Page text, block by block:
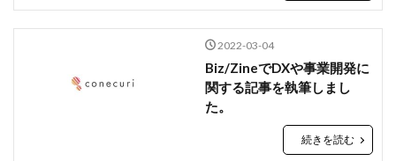
2022-03-04
Biz/ZineでDXや事業開発に
関する記事を執筆しまし
た。
続きを読む